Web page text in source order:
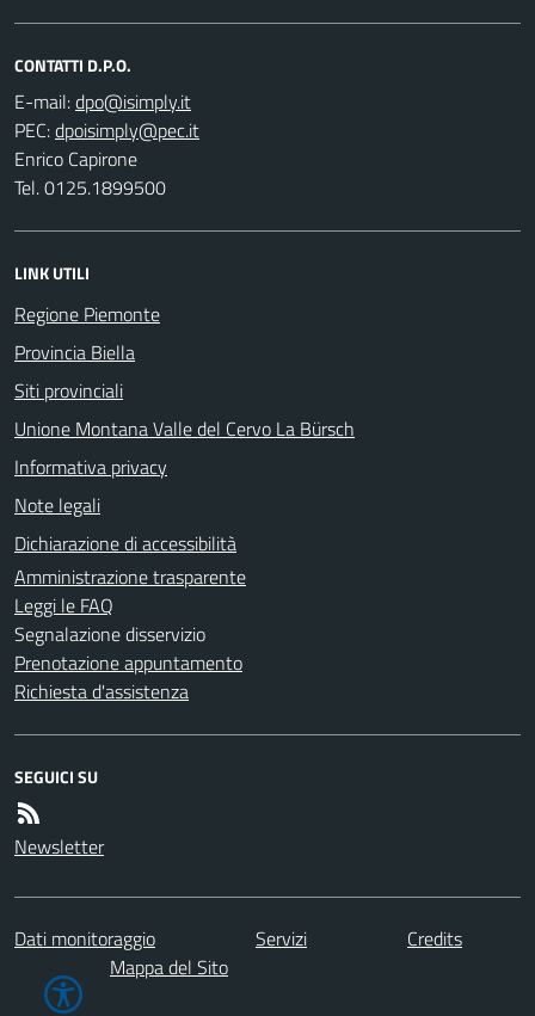
CONTATTI D.P.O.
E-mail:
PEC:
Enrico Capirone
Tel. 0125.1899500
LINK UTILI
Regione Piemonte
Provincia Biella
Siti provinciali
Unione Montana Valle del Cervo La Bürsch
Informativa privacy
Note legali
Dichiarazione di accessibilità
Amministrazione trasparente
Leggi le FAQ
Segnalazione disservizio
Prenotazione appuntamento
Richiesta d'assistenza
SEGUICI SU
Newsletter
Dati monitoraggio Servizi
Credits
Mappa del Sito